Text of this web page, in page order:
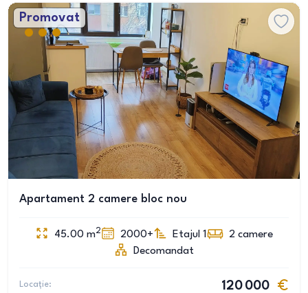
Promovat
Apartament 2 camere bloc nou
45.00 m2 2000+ Etajul 1 2 camere
Decomandat
Locație:
120 000